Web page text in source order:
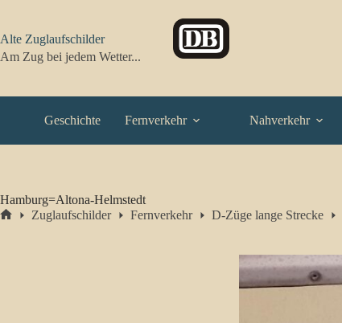
springen
Alte Zuglaufschilder
Am Zug bei jedem Wetter...
Geschichte Fernverkehr Nahverkehr
Hamburg=Altona-Helmstedt
Zuglaufschilder Fernverkehr D-Züge lange Strecke